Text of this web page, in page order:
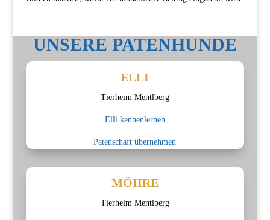
UNSERE PATENHUNDE
ELLI
Tierheim Mentlberg
Elli kennenlernen
Patenschaft übernehmen
MÖHRE
Tierheim Mentlberg